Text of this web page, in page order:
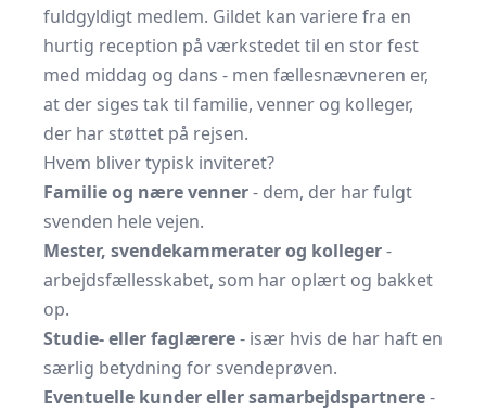
fuldgyldigt medlem. Gildet kan variere fra en
hurtig reception på værkstedet til en stor fest
med middag og dans - men fællesnævneren er,
at der siges tak til familie, venner og kolleger,
der har støttet på rejsen.
Hvem bliver typisk inviteret?
Familie og nære venner- dem, der har fulgt
svenden hele vejen.
Mester, svendekammerater og kolleger-
arbejdsfællesskabet, som har oplært og bakket
op.
Studie- eller faglærere- især hvis de har haft en
særlig betydning for svendeprøven.
Eventuelle kunder eller samarbejdspartnere-